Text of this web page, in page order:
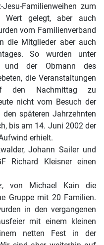
Familienweihen zum
Wert gelegt, aber auch
vom Familienverband
die Mitglieder aber auch
So wurden unter
und der Obmann des
die Veranstaltungen
den Nachmittag zu
nicht vom Besuch der
späteren Jahrzehnten
bis am 14. Juni 2002 der
erhielt.
Johann Sailer und
Richard Kleisner einen
von Michael Kain die
Gruppe mit 20 Familien.
in den vergangenen
mit einem kleinen
netten Fest in der